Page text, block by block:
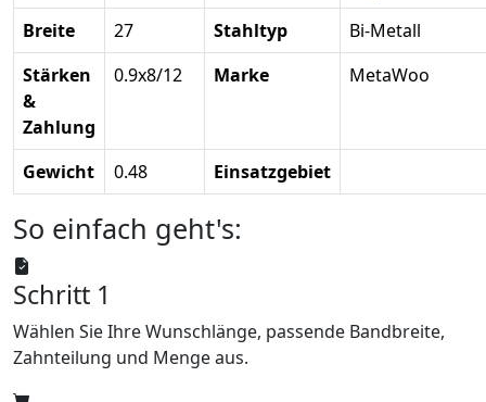
Breite
27 Stahltyp
Bi-Metall
Stärken
&
Zahlung
0.9x8/12 Marke MetaWoo
Gewicht 0.48 Einsatzgebiet
So einfach geht's:
Schritt 1
Wählen Sie Ihre Wunschlänge, passende Bandbreite,
Zahnteilung und Menge aus.